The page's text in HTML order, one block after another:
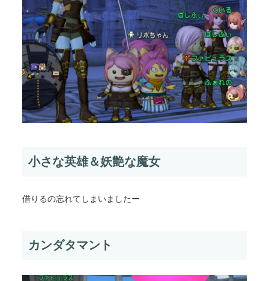
小さな英雄＆妖艶な魔女
借りるの忘れてしまいましたー
カンダタマント